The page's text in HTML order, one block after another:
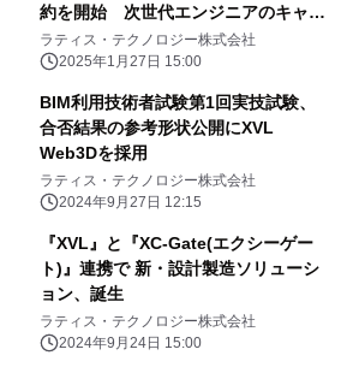
約を開始 次世代エンジニアのキャリ
ア教育を支援
ラティス・テクノロジー株式会社
2025年1月27日 15:00
BIM利用技術者試験第1回実技試験、
合否結果の参考形状公開にXVL
Web3Dを採用
ラティス・テクノロジー株式会社
2024年9月27日 12:15
『XVL』と『XC-Gate(エクシーゲー
ト)』連携で 新・設計製造ソリューシ
ョン、誕生
ラティス・テクノロジー株式会社
2024年9月24日 15:00